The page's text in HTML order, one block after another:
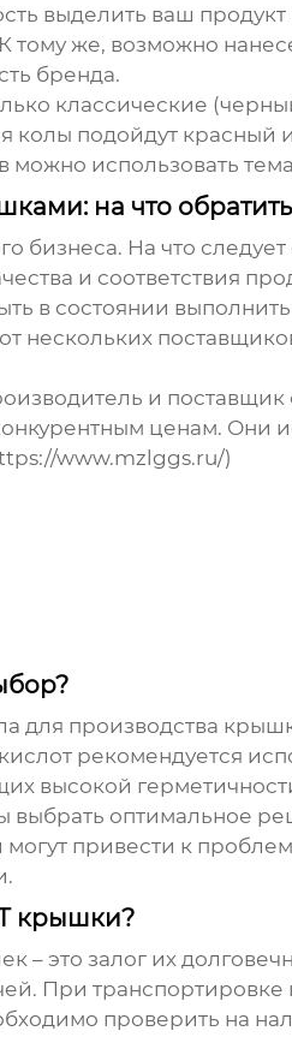
выделить ваш
тому же, возможно
бренда.
классические
колы подойдут
можно использовать
на что
бизнеса. На что
и соответствия
в состоянии
нескольких
и поставщик
ценам. Они
www.mzlggs.ru/)
для производства
рекомендуется
высокой
выбрать оптимальное
привести к
крышки?
это залог их
При
проверить на